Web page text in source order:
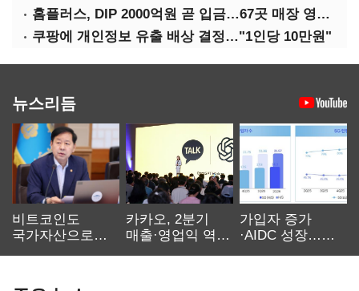
홈플러스, DIP 2000억원 곧 입금…67곳 매장 영업 재개 예정
쿠팡에 개인정보 유출 배상 결정…"1인당 10만원"
뉴스리듬
비트코인도
국가자산으로…'
카카오, 2분기
매출·영업익 역대
가입자 증가
·AIDC 성장…